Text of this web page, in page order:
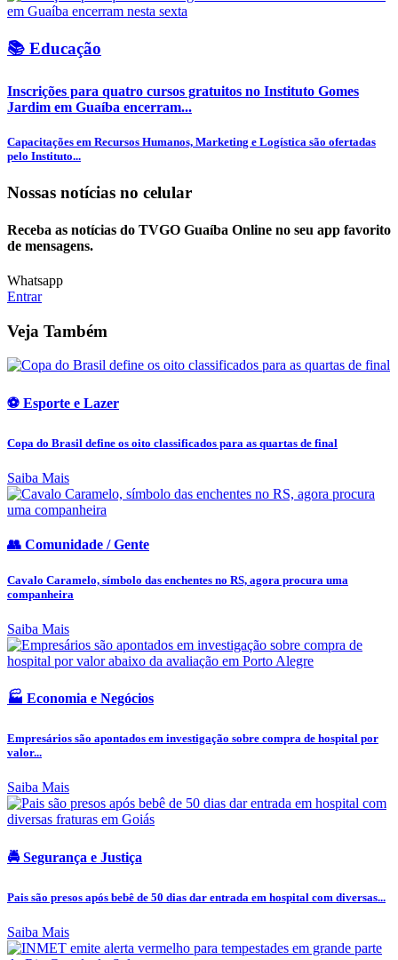
📚 Educação
Inscrições para quatro cursos gratuitos no Instituto Gomes
Jardim em Guaíba encerram...
Capacitações em Recursos Humanos, Marketing e Logística são ofertadas
pelo Instituto...
Nossas notícias no celular
Receba as notícias do TVGO Guaíba Online no seu app favorito
de mensagens.
Whatsapp
Entrar
Veja Também
⚽ Esporte e Lazer
Copa do Brasil define os oito classificados para as quartas de final
Saiba Mais
👥 Comunidade / Gente
Cavalo Caramelo, símbolo das enchentes no RS, agora procura uma
companheira
Saiba Mais
🏭 Economia e Negócios
Empresários são apontados em investigação sobre compra de hospital por
valor...
Saiba Mais
🚔 Segurança e Justiça
Pais são presos após bebê de 50 dias dar entrada em hospital com diversas...
Saiba Mais